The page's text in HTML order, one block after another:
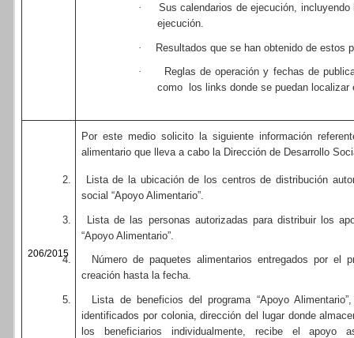
·
Sus calendarios de ejecución,
ejecución.
· Resultados que se han obtenido de estos
·
Reglas de operación y fechas de
como
los links donde se puedan localizar
206/2015
Por este medio solicito la siguiente información
alimentario que lleva a cabo la Dirección de Desarrollo
2.
Lista de la ubicación de los centros de distribución
social “Apoyo Alimentario”.
3.
Lista de las personas autorizadas para distribuir los
“Apoyo Alimentario”.
4.
Número de paquetes alimentarios entregados por el
creación hasta la fecha.
5.
Lista de beneficios del programa “Apoyo
identificados por colonia, dirección del lugar donde
los beneficiarios individualmente, recibe el apoyo